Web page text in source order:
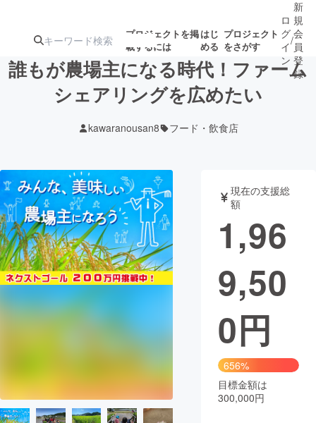
プロジェクトを掲
載するには
はじ
める
プロジェクト
をさがす
ターン
ジェクト
募集終了が近いプ
ロジェクト
アート・写真 音楽
テクノロジー・ガジェット ゲーム・サ
映像・映画
ビジネス・起業
まちづくり・地域活性化
CAMPFIRE Creation
CAMPFIREふるさと納税machi-ya コミュニティ
ロ
グ
イ
ン
/
新
規
会
員
登
録
誰もが農場主になる時代！ファーム
シェアリングを広めたい
kawaranousan8 フード・飲食店
現在の支援総
額
1,96
9,50
0円
656%
目標金額は
300,000円